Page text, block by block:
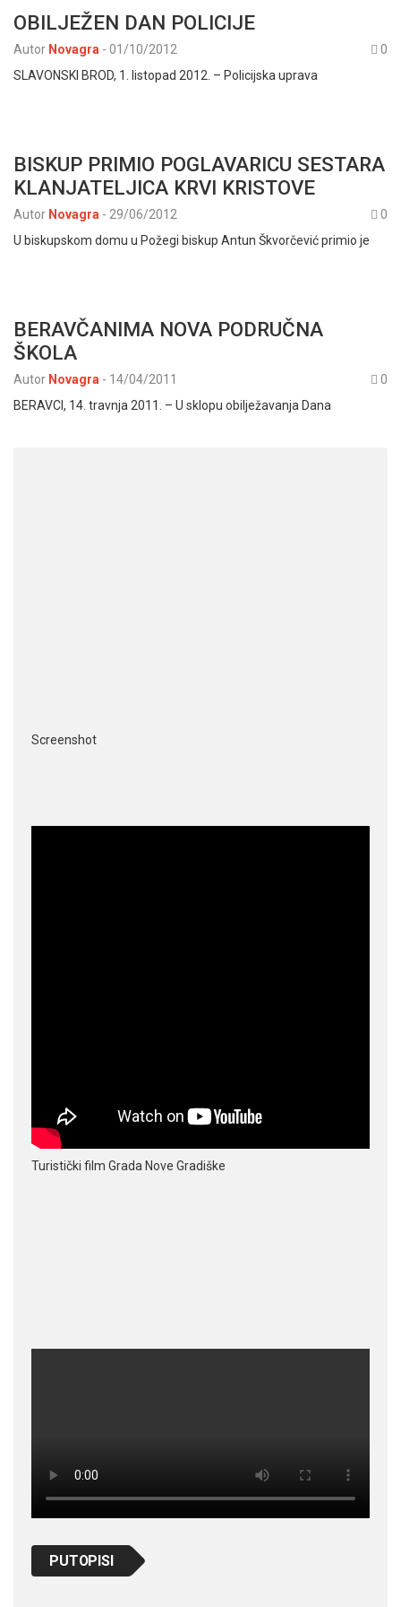
OBILJEŽEN DAN POLICIJE
Autor Novagra - 01/10/2012
0
SLAVONSKI BROD, 1. listopad 2012. – Policijska uprava
BISKUP PRIMIO POGLAVARICU SESTARA
KLANJATELJICA KRVI KRISTOVE
Autor Novagra - 29/06/2012
0
U biskupskom domu u Požegi biskup Antun Škvorčević primio je
BERAVČANIMA NOVA PODRUČNA
ŠKOLA
Autor Novagra - 14/04/2011
0
BERAVCI, 14. travnja 2011. – U sklopu obilježavanja Dana
Screenshot
Turistički film Grada Nove Gradiške
PUTOPISI